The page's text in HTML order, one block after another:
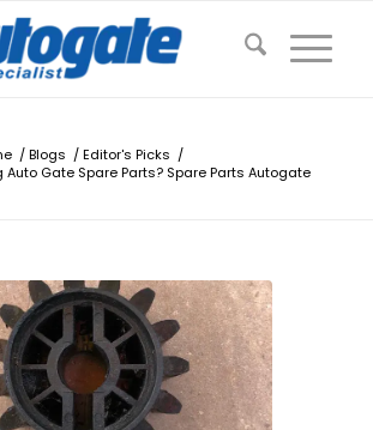
/ Blogs / Editor's Picks /
Auto Gate Spare Parts? Spare Parts Autogate